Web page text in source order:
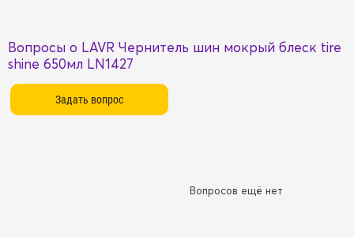
Вопросы о LAVR Чернитель шин мокрый блеск tire
shine 650мл LN1427
Вопросов ещё нет